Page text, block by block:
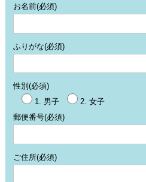
お名前(必須)
ふりがな(必須)
性別(必須)
1. 男子
2. 女子
郵便番号(必須)
ご住所(必須)